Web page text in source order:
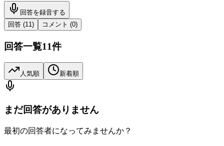
回答を録音する
回答 (11 ) コメント (0)
回答一覧11件
人気順 新着順
まだ回答がありません
最初の回答者になってみませんか？